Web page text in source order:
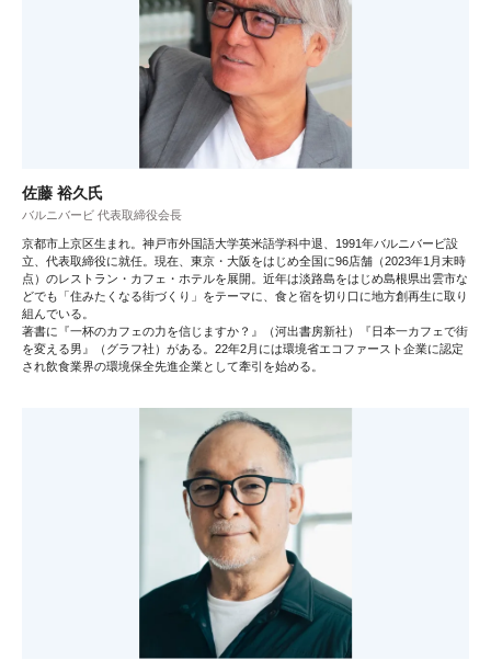
佐藤 裕久氏
バルニバービ 代表取締役会長
京都市上京区生まれ。神戸市外国語大学英米語学科中退、1991年バルニバービ設
立、代表取締役に就任。現在、東京・大阪をはじめ全国に96店舗（2023年1月末時
点）のレストラン・カフェ・ホテルを展開。近年は淡路島をはじめ島根県出雲市な
どでも「住みたくなる街づくり」をテーマに、食と宿を切り口に地方創再生に取り
組んでいる。
著書に『一杯のカフェの力を信じますか？』（河出書房新社）『日本一カフェで街
を変える男』（グラフ社）がある。22年2月には環境省エコファースト企業に認定
され飲食業界の環境保全先進企業として牽引を始める。